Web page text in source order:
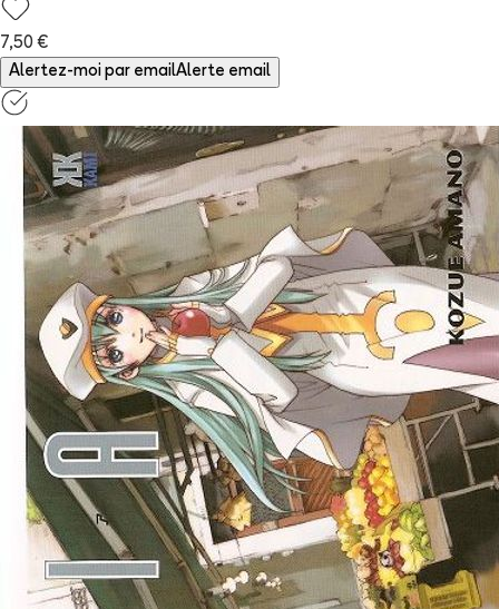
7,50 €
Alertez-moi par emailAlerte email